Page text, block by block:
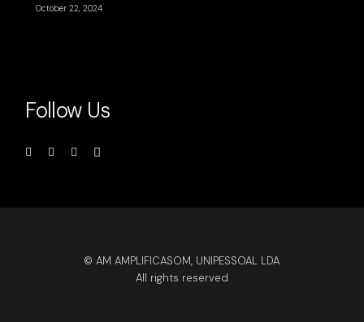
October 22, 2024
Follow Us
© AM AMPLIFICASOM, UNIPESSOAL LDA
All rights reserved